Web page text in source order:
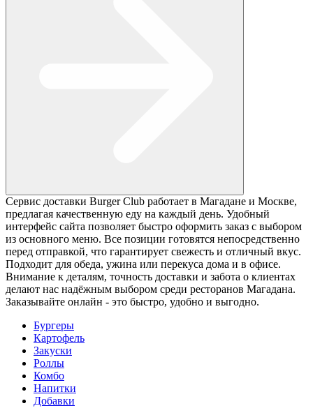
Сервис доставки Burger Club работает в Магадане и Москве,
предлагая качественную еду на каждый день. Удобный
интерфейс сайта позволяет быстро оформить заказ с выбором
из основного меню. Все позиции готовятся непосредственно
перед отправкой, что гарантирует свежесть и отличный вкус.
Подходит для обеда, ужина или перекуса дома и в офисе.
Внимание к деталям, точность доставки и забота о клиентах
делают нас надёжным выбором среди ресторанов Магадана.
Заказывайте онлайн - это быстро, удобно и выгодно.
Бургеры
Картофель
Закуски
Роллы
Комбо
Напитки
Добавки